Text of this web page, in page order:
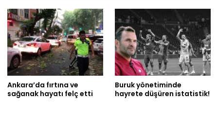
Ankara’da fırtına ve
sağanak hayatı felç etti
Buruk yönetiminde
hayrete düşüren istatistik!